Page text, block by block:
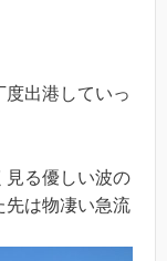
出港していっ
見る優しい波の
先は物凄い急流